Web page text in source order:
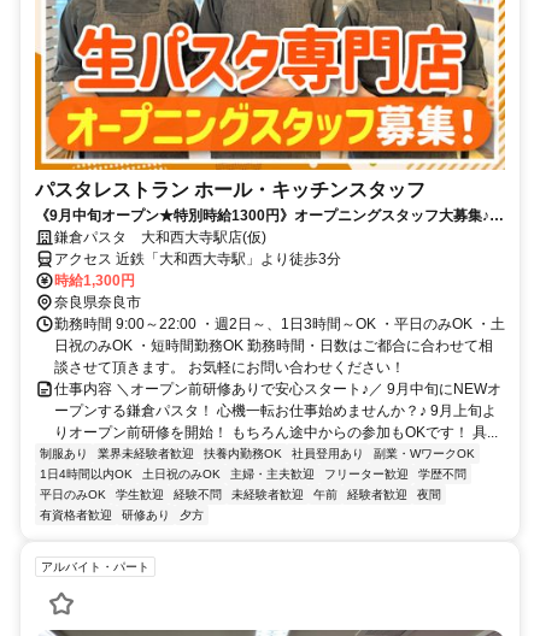
パスタレストラン ホール・キッチンスタッフ
《9月中旬オープン★特別時給1300円》オープニングスタッフ大募集♪駅
チカ！働き方は柔軟◎新しい仲間と一緒にスタートしませんか？
鎌倉パスタ 大和西大寺駅店(仮)
アクセス 近鉄「大和西大寺駅」より徒歩3分
時給1,300円
奈良県奈良市
勤務時間 9:00～22:00 ・週2日～、1日3時間～OK ・平日のみOK ・土
日祝のみOK ・短時間勤務OK 勤務時間・日数はご都合に合わせて相
談させて頂きます。 お気軽にお問い合わせください！
仕事内容 ＼オープン前研修ありで安心スタート♪／ 9月中旬にNEWオ
ープンする鎌倉パスタ！ 心機一転お仕事始めませんか？♪ 9月上旬よ
りオープン前研修を開始！ もちろん途中からの参加もOKです！ 具...
制服あり 業界未経験者歓迎 扶養内勤務OK 社員登用あり
副業・WワークOK
1日4時間以内OK
土日祝のみOK 主婦・主夫歓迎 フリーター歓迎
学歴不問
平日のみOK
学生歓迎 経験不問 未経験者歓迎 午前 経験者歓迎
夜間
有資格者歓迎
研修あり 夕方
アルバイト・パート